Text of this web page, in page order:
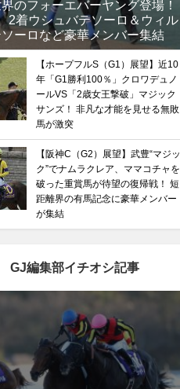
のフォーエバーヤング登場！
2着ウシュバテソーロ＆ウィル
ソーロなど豪華メンバー集結
【ホープフルS（G1）展望】近10
年「G1勝利100％」クロワデュノ
ールVS「2歳女王撃破」マジック
サンズ！ 非凡な才能を見せる無敗
馬が激突
【阪神C（G2）展望】武豊“マジッ
ク”でナムラクレア、ママコチャを
破った重賞馬が待望の復帰戦！ 短
距離界の有馬記念に豪華メンバー
が集結
GJ編集部イチオシ記事